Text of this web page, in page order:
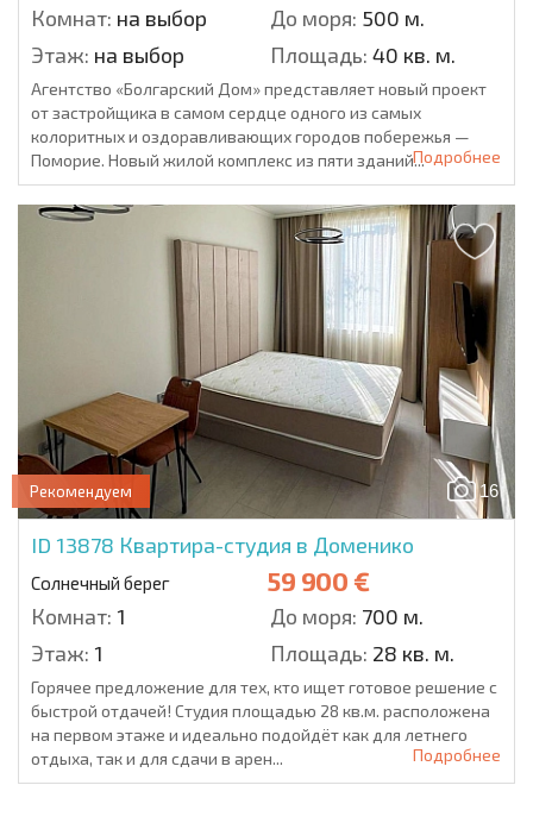
Комнат: на выбор До моря: 500 м.
Этаж: на выбор Площадь: 40 кв. м.
Агентство «Болгарский Дом» представляет новый проект
от застройщика в самом сердце одного из самых
колоритных и оздоравливающих городов побережья —
Поморие. Новый жилой комплекс из пяти зданий...Подробнее
16
Рекомендуем
ID 13878 Квартира-студия в Доменико
Солнечный берег 59 900 €
Комнат: 1 До моря: 700 м.
Этаж: 1 Площадь: 28 кв. м.
Горячее предложение для тех, кто ищет готовое решение с
быстрой отдачей! Студия площадью 28 кв.м. расположена
на первом этаже и идеально подойдёт как для летнего
отдыха, так и для сдачи в арен...
Подробнее